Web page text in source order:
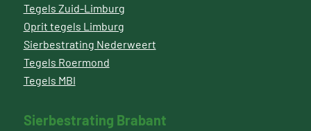
Tegels Zuid-Limburg
Oprit tegels Limburg
Sierbestrating Nederweert
Tegels Roermond
Tegels MBI
Sierbestrating Brabant